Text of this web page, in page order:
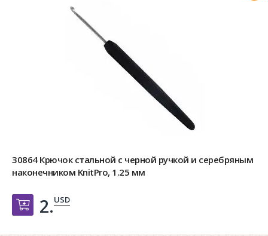
30864 Крючок стальной с черной ручкой и серебряным
наконечником KnitPro, 1.25 мм
Добавить в корзину
2.USD